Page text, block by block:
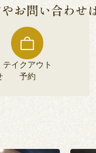
お問い合わせ
テイクアウト
予約